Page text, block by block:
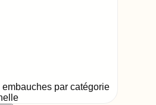
par catégorie